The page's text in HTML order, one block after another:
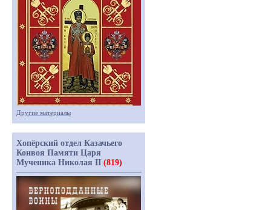
Другие материалы
Хопёрский отдел Казачьего
Конвоя Памяти Царя
Мученика Николая II (819)